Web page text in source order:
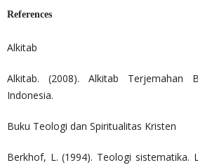
References
Alkitab
Alkitab. (2008). Alkitab Terjemahan
Indonesia.
Buku Teologi dan Spiritualitas Kristen
Berkhof, L. (1994). Teologi sistematika.